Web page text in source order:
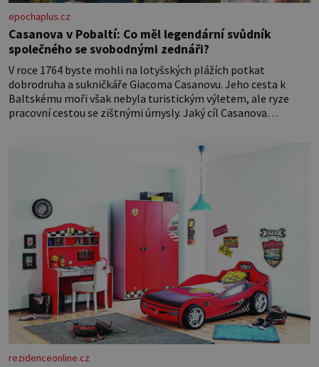
epochaplus.cz
Casanova v Pobaltí: Co měl legendární svůdník
společného se svobodnými zednáři?
V roce 1764 byste mohli na lotyšských plážích potkat
dobrodruha a sukničkáře Giacoma Casanovu. Jeho cesta k
Baltskému moři však nebyla turistickým výletem, ale ryze
pracovní cestou se zištnými úmysly. Jaký cíl Casanova
této oblasti žádným nováčkem, protože do zednářské
rezidenceonline.cz